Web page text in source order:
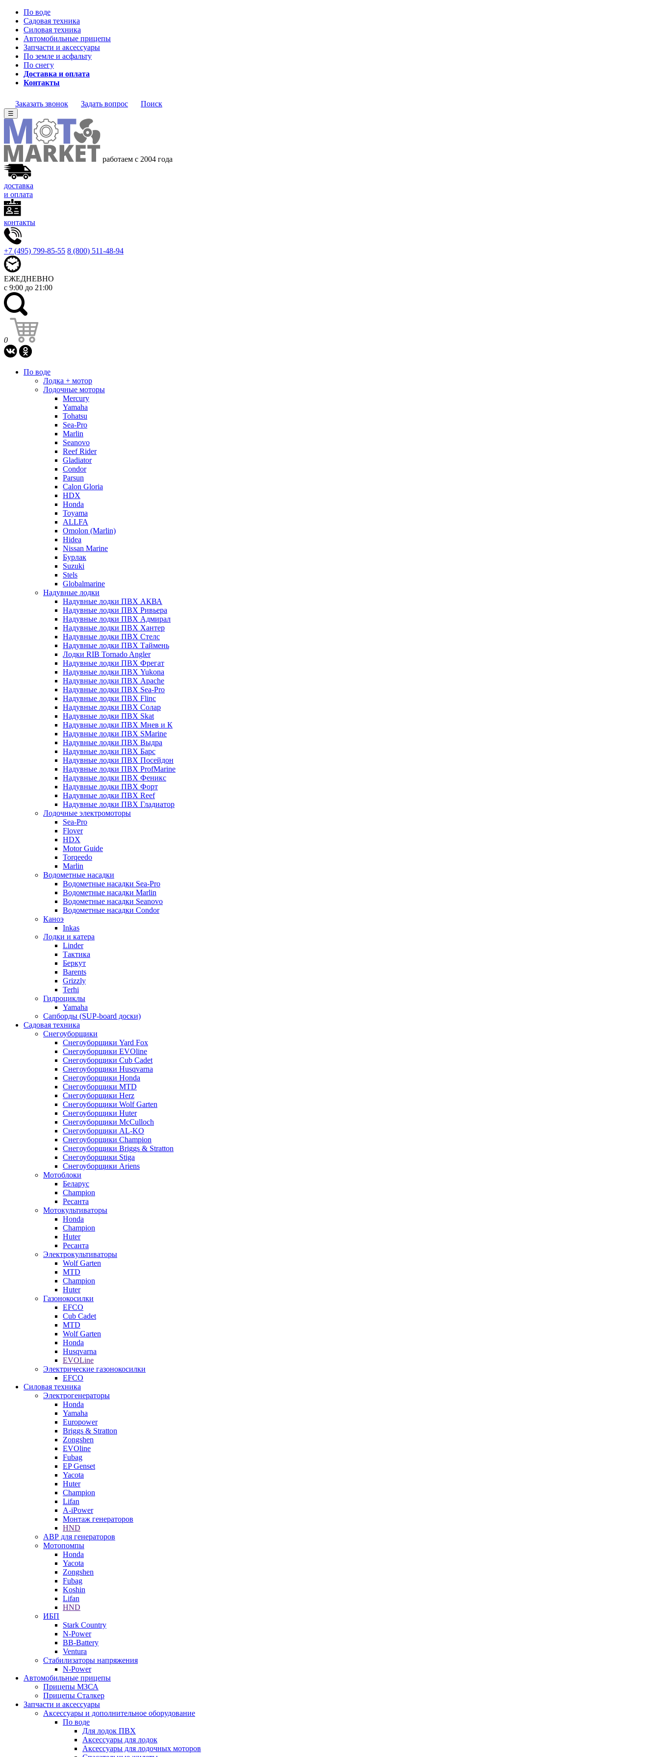
По воде
Садовая техника
Силовая техника
Автомобильные прицепы
Запчасти и аксессуары
По земле и асфальту
По снегу
Доставка и оплата
Контакты
Заказать звонок Задать вопрос Поиск
☰
работаем с 2004 года
доставка
и оплата
контакты
+7 (495) 799-85-55 8 (800) 511-48-94
ЕЖЕДНЕВНО
с 9:00 до 21:00
0
По воде
Лодка + мотор
Лодочные моторы
Mercury
Yamaha
Tohatsu
Sea-Pro
Marlin
Seanovo
Reef Rider
Gladiator
Condor
Parsun
Calon Gloria
HDX
Honda
Toyama
ALLFA
Omolon (Marlin)
Hidea
Nissan Marine
Бурлак
Suzuki
Stels
Globalmarine
Надувные лодки
Надувные лодки ПВХ АКВА
Надувные лодки ПВХ Ривьера
Надувные лодки ПВХ Адмирал
Надувные лодки ПВХ Хантер
Надувные лодки ПВХ Стелс
Надувные лодки ПВХ Таймень
Лодки RIB Tornado Angler
Надувные лодки ПВХ Фрегат
Надувные лодки ПВХ Yukona
Надувные лодки ПВХ Apache
Надувные лодки ПВХ Sea-Pro
Надувные лодки ПВХ Flinc
Надувные лодки ПВХ Солар
Надувные лодки ПВХ Skat
Надувные лодки ПВХ Мнев и К
Надувные лодки ПВХ SMarine
Надувные лодки ПВХ Выдра
Надувные лодки ПВХ Барс
Надувные лодки ПВХ Посейдон
Надувные лодки ПВХ ProfMarine
Надувные лодки ПВХ Феникс
Надувные лодки ПВХ Форт
Надувные лодки ПВХ Reef
Надувные лодки ПВХ Гладиатор
Лодочные электромоторы
Sea-Pro
Flover
HDX
Motor Guide
Torqeedo
Marlin
Водометные насадки
Водометные насадки Sea-Pro
Водометные насадки Marlin
Водометные насадки Seanovo
Водометные насадки Condor
Каноэ
Inkas
Лодки и катера
Linder
Тактика
Беркут
Barents
Grizzly
Terhi
Гидроциклы
Yamaha
Сапборды (SUP-board доски)
Садовая техника
Снегоуборщики
Снегоуборщики Yard Fox
Снегоуборщики EVOline
Снегоуборщики Cub Cadet
Снегоуборщики Husqvarna
Снегоуборщики Honda
Снегоуборщики MTD
Снегоуборщики Herz
Снегоуборщики Wolf Garten
Снегоуборщики Huter
Снегоуборщики McCulloch
Снегоуборщики AL-KO
Снегоуборщики Champion
Снегоуборщики Briggs & Stratton
Снегоуборщики Stiga
Снегоуборщики Ariens
Мотоблоки
Беларус
Champion
Ресанта
Мотокультиваторы
Honda
Champion
Huter
Ресанта
Электрокультиваторы
Wolf Garten
MTD
Champion
Huter
Газонокосилки
EFCO
Cub Cadet
MTD
Wolf Garten
Honda
Husqvarna
EVOLine
Электрические газонокосилки
EFCO
Силовая техника
Электрогенераторы
Honda
Yamaha
Europower
Briggs & Stratton
Zongshen
EVOline
Fubag
EP Genset
Yacota
Huter
Champion
Lifan
A-iPower
Монтаж генераторов
HND
АВР для генераторов
Мотопомпы
Honda
Yacota
Zongshen
Fubag
Koshin
Lifan
HND
ИБП
Stark Country
N-Power
BB-Battery
Ventura
Стабилизаторы напряжения
N-Power
Автомобильные прицепы
Прицепы МЗСА
Прицепы Сталкер
Запчасти и аксессуары
Аксессуары и дополнительное оборудование
По воде
Для лодок ПВХ
Аксессуары для лодок
Аксессуары для лодочных моторов